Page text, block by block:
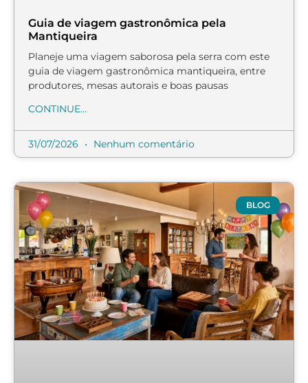
Guia de viagem gastronômica pela
Mantiqueira
Planeje uma viagem saborosa pela serra com este
guia de viagem gastronômica mantiqueira, entre
produtores, mesas autorais e boas pausas
CONTINUE...
31/07/2026 Nenhum comentário
BLOG